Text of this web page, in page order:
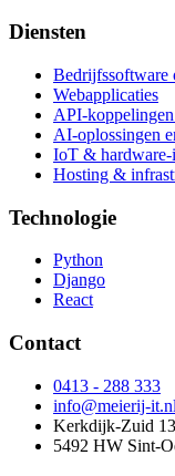
Diensten
Bedrijfssoftware
Webapplicaties
API-
AI-oplossingen
IoT & hardware-
Hosting &
Technologie
Python
Django
React
Contact
0413 - 288 333
info@meierij-it.nl
Kerkdijk-Zuid
5492 HW Sint-